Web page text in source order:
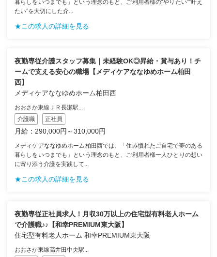
暮らしをいつまでも」という理念のもと、ご利用者様の“やりたい”“叶え
たい”を大切にした介...
★この求人の詳細を見る
夜勤専従介護スタッフ募集｜未経験OK◎昇給・賞与あり！チ
ームで支える安心の職場【メディケアななゆめホーム柏田
西】
メディケアななゆめホーム柏田西
おおさか東線ＪＲ長瀬駅...
介護職
正社員
月給：290,000円～310,000円
メディケアななゆめホーム柏田西では、「住み慣れたご自宅で夢のある
暮らしをいつまでも」という理念のもと、ご利用者様一人ひとりの想い
に寄り添う介護を実践して...
★この求人の詳細を見る
夜勤専従正社員求人！月収30万以上の住宅型有料老人ホーム
で介護職♪♪【和幸PREMIUM東大阪】
住宅型有料老人ホーム 和幸PREMIUM東大阪
おおさか東線高井田中央駅...